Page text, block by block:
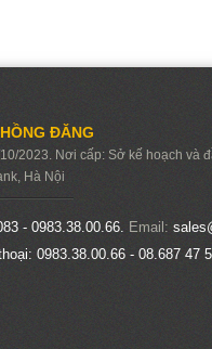
ĐĂNG
2023. Nơi cấp: Sở kế hoạch và
Hà Nội
- 0983.38.00.66. Email:
0983.38.00.66 - 08.687 47